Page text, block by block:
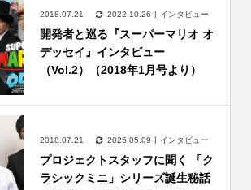
2018.07.21 2022.10.26 インタビュー
開発者と巡る『スーパーマリオ オ
デッセイ』インタビュー
（Vol.2）（2018年1月号より）
2018.07.21 2025.05.09 インタビュー
プロジェクトスタッフに聞く 「ク
ラシックミニ」シリーズ誕生秘話